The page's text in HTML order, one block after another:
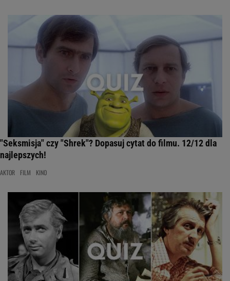
"Seksmisja" czy "Shrek"? Dopasuj cytat do filmu. 12/12 dla
najlepszych!
AKTOR FILM KINO